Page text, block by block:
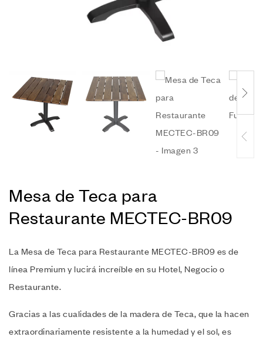
Mesa de Teca para
Restaurante MECTEC-BR09
La Mesa de Teca para Restaurante MECTEC-BR09 es de
línea Premium y lucirá increíble en su Hotel, Negocio o
Restaurante.
Gracias a las cualidades de la madera de Teca, que la hacen
extraordinariamente resistente a la humedad y el sol, es